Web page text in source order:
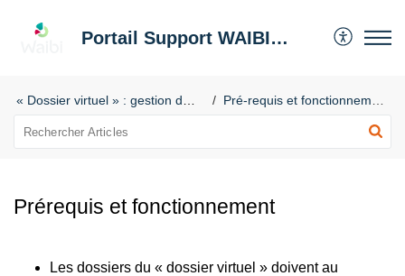
Portail Support WAIBI Dashboard
Pré-requis et fonctionnement
Prérequis et fonctionnement
Les dossiers du « dossier virtuel » doivent au